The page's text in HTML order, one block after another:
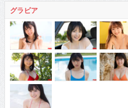
グラビア